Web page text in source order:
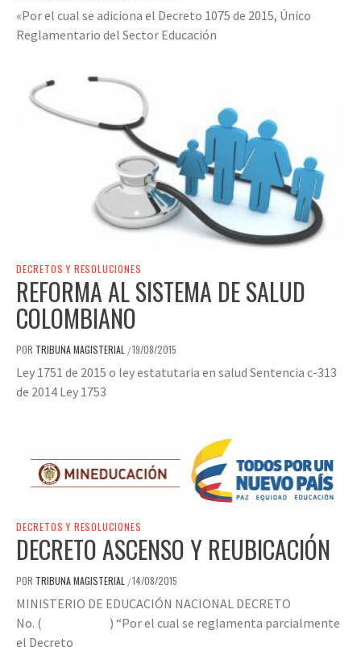
«Por el cual se adiciona el Decreto 1075 de 2015, Único
Reglamentario del Sector Educación
DECRETOS Y RESOLUCIONES
REFORMA AL SISTEMA DE SALUD
COLOMBIANO
POR TRIBUNA MAGISTERIAL /19/08/2015
Ley 1751 de 2015 o ley estatutaria en salud Sentencia c-313
de 2014 Ley 1753
DECRETOS Y RESOLUCIONES
DECRETO ASCENSO Y REUBICACIÓN
POR TRIBUNA MAGISTERIAL /14/08/2015
MINISTERIO DE EDUCACIÓN NACIONAL DECRETO
No. ( ) “Por el cual se reglamenta parcialmente
el Decreto